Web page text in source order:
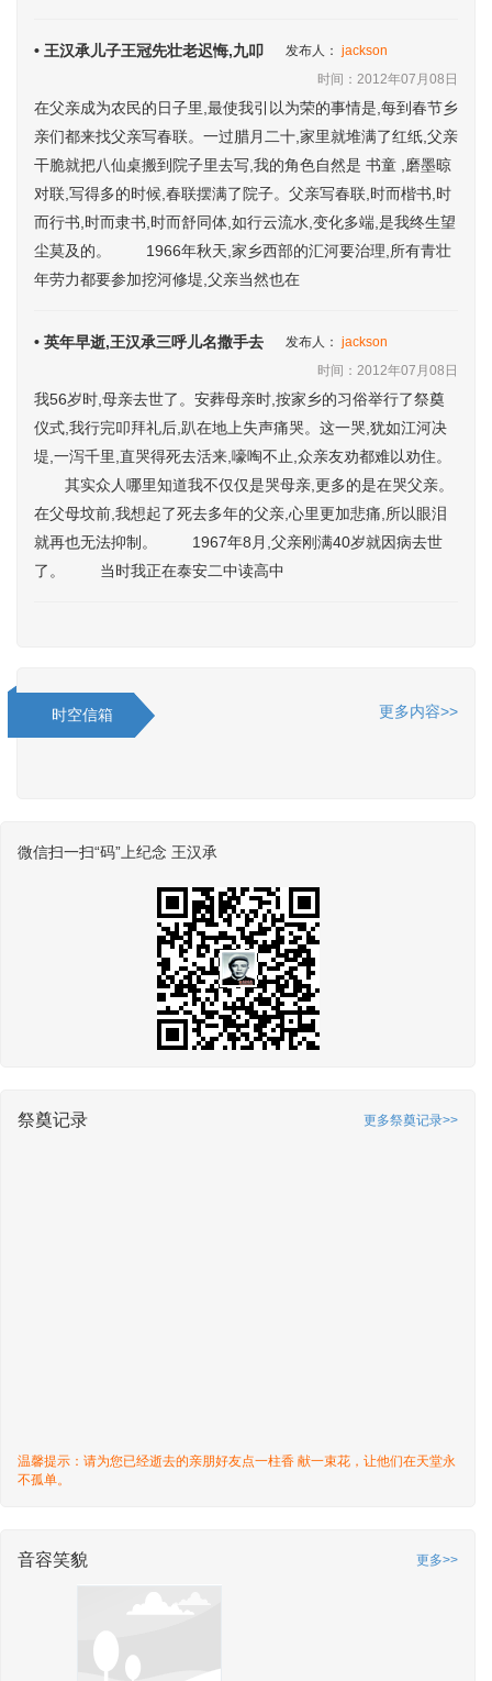
• 王汉承儿子王冠先壮老迟悔,九叩 发布人： jackson
时间：2012年07月08日
在父亲成为农民的日子里,最使我引以为荣的事情是,每到春节乡
亲们都来找父亲写春联。一过腊月二十,家里就堆满了红纸,父亲
干脆就把八仙桌搬到院子里去写,我的角色自然是 书童 ,磨墨晾
对联,写得多的时候,春联摆满了院子。父亲写春联,时而楷书,时
而行书,时而隶书,时而舒同体,如行云流水,变化多端,是我终生望
尘莫及的。 1966年秋天,家乡西部的汇河要治理,所有青壮
年劳力都要参加挖河修堤,父亲当然也在
• 英年早逝,王汉承三呼儿名撒手去 发布人： jackson
时间：2012年07月08日
我56岁时,母亲去世了。安葬母亲时,按家乡的习俗举行了祭奠
仪式,我行完叩拜礼后,趴在地上失声痛哭。这一哭,犹如江河决
堤,一泻千里,直哭得死去活来,嚎啕不止,众亲友劝都难以劝住。
其实众人哪里知道我不仅仅是哭母亲,更多的是在哭父亲。
在父母坟前,我想起了死去多年的父亲,心里更加悲痛,所以眼泪
就再也无法抑制。 1967年8月,父亲刚满40岁就因病去世
了。 当时我正在泰安二中读高中
时空信箱 更多内容>>
微信扫一扫“码”上纪念 王汉承
祭奠记录 更多祭奠记录>>
温馨提示：请为您已经逝去的亲朋好友点一柱香 献一束花，让他们在天堂永
不孤单。
音容笑貌 更多>>